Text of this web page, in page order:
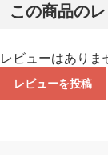
この商品の
レビューはありま
レビューを投稿